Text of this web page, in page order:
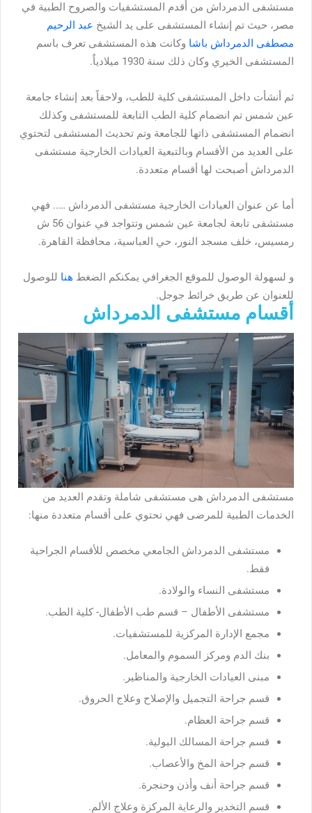
مستشفى الدمرداش من أقدم المستشفيات والصروح الطبية في
مصر، حيث تم إنشاء المستشفى على يد الشيخ عبد الرحيم
مصطفى الدمرداش باشا وكانت هذه المستشفى تعرف باسم
المستشفى الخيري وكان ذلك سنة 1930 ميلادياٌ.
ثم أنشأت داخل المستشفى كلية للطب، ولاحقاً بعد إنشاء جامعة
عين شمس تم انضمام كلية الطب التابعة للمستشفى وكذلك
انضمام المستشفى ذاتها للجامعة وتم تحديث المستشفى لتحتوي
على العديد من الأقسام وبالتبعية العيادات الخارجية مستشفى
الدمرداش أصبحت لها أقسام متعددة.
أما عن عنوان العيادات الخارجية مستشفى الدمرداش ….. فهي
مستشفى تابعة لجامعة عين شمس وتتواجد في عنوان 56 ش
رمسيس، خلف مسجد النور، حي العباسية، محافظة القاهرة.
و لسهولة الوصول للموقع الجغرافي يمكنكم الضغط هنا للوصول
للعنوان عن طريق خرائط جوجل.
أقسام مستشفى الدمرداش
مستشفى الدمرداش هى مستشفى شاملة وتقدم العديد من
الخدمات الطبية للمرضى فهي تحتوي على أقسام متعددة منها:
مستشفى الدمرداش الجامعي مخصص للأقسام الجراحية
فقط.
مستشفى النساء والولادة.
مستشفى الأطفال – قسم طب الأطفال- كلية الطب.
مجمع الإدارة المركزية للمستشفيات.
بنك الدم ومركز السموم والمعامل.
مبنى العيادات الخارجية والمناظير.
قسم جراحة التجميل والإصلاح وعلاج الحروق.
قسم جراحة العظام.
قسم جراحة المسالك البولية.
قسم جراحة المخ والأعصاب.
قسم جراحة أنف وأذن وحنجرة.
قسم التخدير والرعاية المركزة وعلاج الألم.